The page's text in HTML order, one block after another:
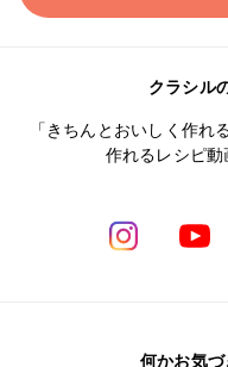
クラシル
「きちんとおいしく作れ
作れるレシピ動
何かお気づ